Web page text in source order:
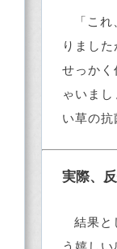
「こ
りました
せっかく
ゃいまし
い草の抗
実際、
結果と